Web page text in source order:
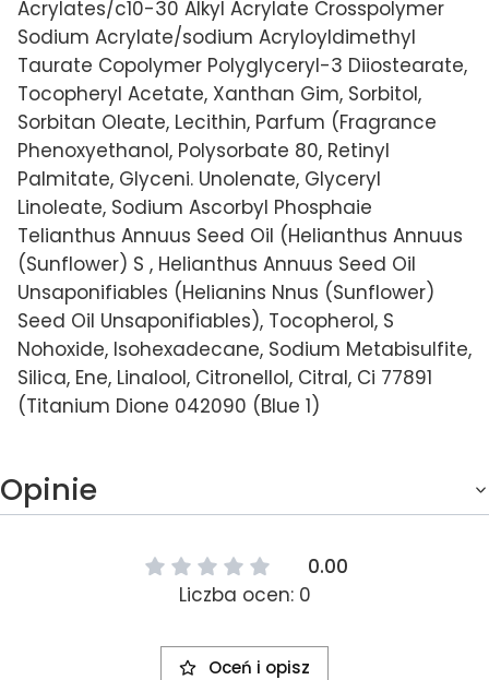
Acrylates/c10-30 Alkyl Acrylate Crosspolymer
Sodium Acrylate/sodium Acryloyldimethyl
Taurate Copolymer Polyglyceryl-3 Diiostearate,
Tocopheryl Acetate, Xanthan Gim, Sorbitol,
Sorbitan Oleate, Lecithin, Parfum (Fragrance
Phenoxyethanol, Polysorbate 80, Retinyl
Palmitate, Glyceni. Unolenate, Glyceryl
Linoleate, Sodium Ascorbyl Phosphaie
Telianthus Annuus Seed Oil (Helianthus Annuus
(Sunflower) S , Helianthus Annuus Seed Oil
Unsaponifiables (Helianins Nnus (Sunflower)
Seed Oil Unsaponifiables), Tocopherol, S
Nohoxide, Isohexadecane, Sodium Metabisulfite,
Silica, Ene, Linalool, Citronellol, Citral, Ci 77891
(Titanium Dione 042090 (Blue 1)
Opinie
0.00
Liczba ocen: 0
Oceń i opisz